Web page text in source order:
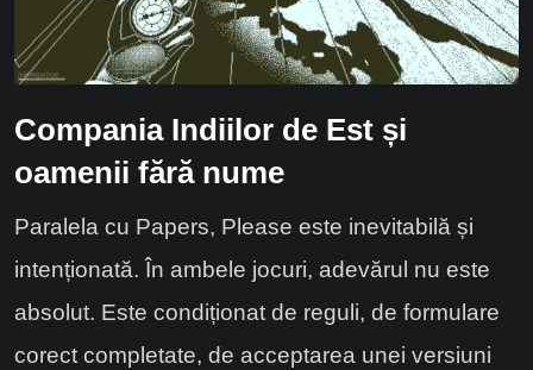
Compania Indiilor de Est și
oamenii fără nume
Paralela cu Papers, Please este inevitabilă și
intenționată. În ambele jocuri, adevărul nu este
absolut. Este condiționat de reguli, de formulare
corect completate, de acceptarea unei versiuni